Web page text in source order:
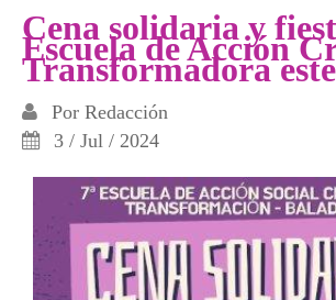
Cena solidaria y
Escuela de Acción
Transformadora
Por Redacción
3 / Jul / 2024